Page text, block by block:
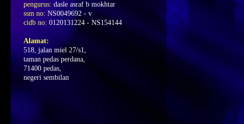
pengurus: dasle asraf b mokhtar
ssm no: NS0049692 - v
cidb no: 0120131224 - NS154144
Alamat:
518, jalan miel 27/s1,
taman pedas perdana,
71400 pedas,
negeri sembilan